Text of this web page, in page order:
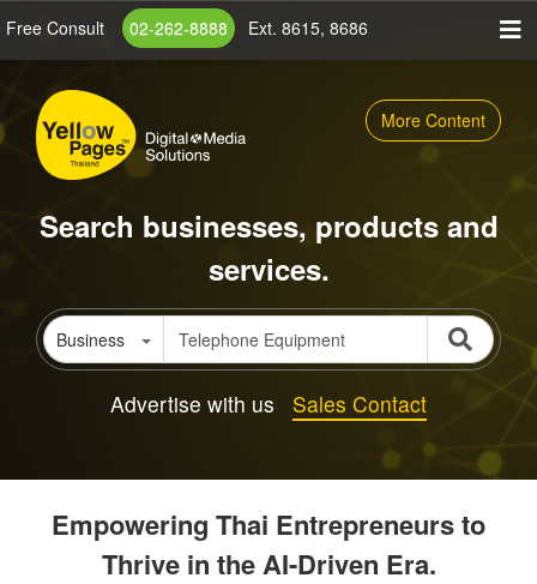
content
Free Consult 02-262-8888 Ext. 8615, 8686
More Content
Search businesses, products and
services.
Business
Advertise with us Sales Contact
Empowering Thai Entrepreneurs to
Thrive in the AI-Driven Era.